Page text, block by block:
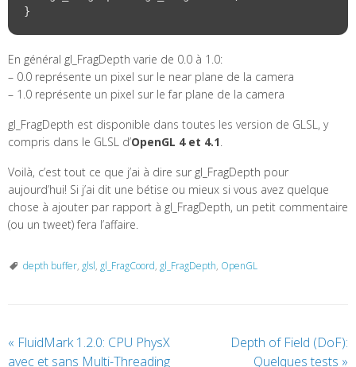
En général gl_FragDepth varie de 0.0 à 1.0:
– 0.0 représente un pixel sur le near plane de la camera
– 1.0 représente un pixel sur le far plane de la camera
gl_FragDepth est disponible dans toutes les version de GLSL, y
compris dans le GLSL d’OpenGL 4 et 4.1.
Voilà, c’est tout ce que j’ai à dire sur gl_FragDepth pour
aujourd’hui! Si j’ai dit une bétise ou mieux si vous avez quelque
chose à ajouter par rapport à gl_FragDepth, un petit commentaire
(ou un tweet) fera l’affaire.
depth buffer, glsl, gl_FragCoord, gl_FragDepth, OpenGL
« FluidMark 1.2.0: CPU PhysX
avec et sans Multi-Threading
Depth of Field (DoF):
Quelques tests »